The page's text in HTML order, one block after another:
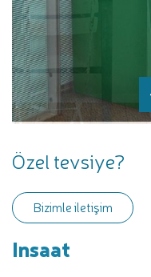
Insaat
Özel tevsiye?
Bizimle iletişim